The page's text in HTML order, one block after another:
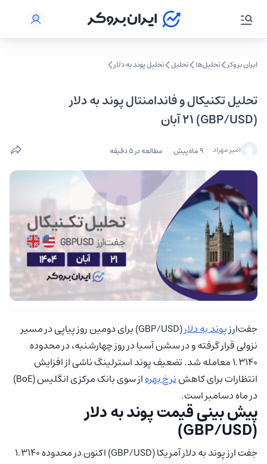
ایران بروکر تحلیل‌ها تحلیل‌ تحلیل پوند به دلار
تحلیل تکنیکال و فاندامنتال پوند به دلار
(GBP/USD) ۲۱ آبان
امیر مهراد 9 ماه پیش مطالعه در 5 دقیقه
جفت‌ارزپوند به دلار
(GBP/USD) برای دومین روز پیاپی در مسیر
نزولی قرار گرفته و در سشن آسیا در روز چهارشنبه، در محدوده
۱.۳۱۴۰ معامله شد. تضعیف پوند استرلینگ ناشی از افزایش
انتظارات برای کاهشنرخ بهره
از سوی بانک مرکزی انگلیس (BoE)
در ماه دسامبر است.
پیش بینی قیمت پوند به دلار
(GBP/USD)
جفت ارز پوند به دلار آمریکا (GBP/USD) اکنون در محدوده ۱.۳۱۴۰